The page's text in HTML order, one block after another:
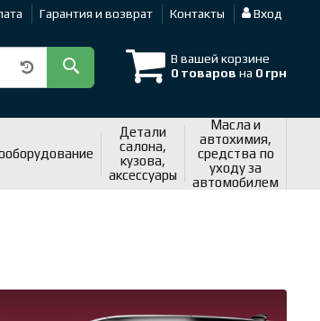
Гарантия и возврат Контакты Вход
В вашей корзине
0 товаров на 0 грн
Детали
салона,
кузова,
аксессуары
Масла и
автохимия,
средства по
уходу за
автомобилем